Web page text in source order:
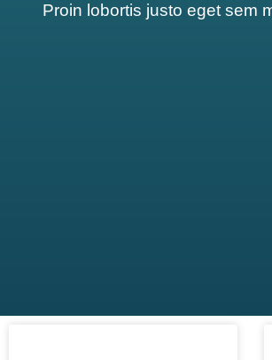
Proin lobortis justo eget sem